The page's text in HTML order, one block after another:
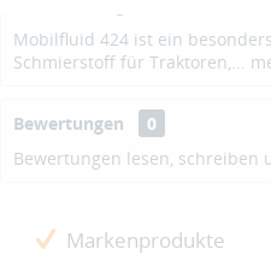
Mobilfluid 424 ist ein
Schmierstoff für Traktoren,...
Bewertungen
0
Bewertungen lesen, schreiben
Markenprodukte